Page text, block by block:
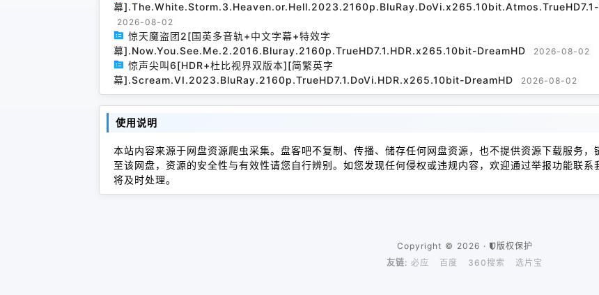
幕].The.White.Storm.3.Heaven.or.Hell.2023.2160p.BluRay.DoVi.x265.10bit.Atmos.TrueHD7.1-
2026-08-02
惊天魔盗团2[国英多音轨+中文字幕+特效字
幕].Now.You.See.Me.2.2016.Bluray.2160p.TrueHD7.1.HDR.x265.10bit-DreamHD
2026-08-02
惊声尖叫6[HDR+杜比视界双版本][简繁英字
幕].Scream.VI.2023.BluRay.2160p.TrueHD7.1.DoVi.HDR.x265.10bit-DreamHD
2026-08-02
使用说明
本站内容来源于网盘资源爬虫采集。盘客吧不复制、传播、储存任何网盘资源，也不提供资源下载服务，
至该网盘，资源的安全性与有效性请您自行辨别。如您发现任何侵权或违规内容，欢迎通过举报功能联系
将及时处理。
Copyright © 2026 ·
版权保护
友链: 必应 百度 360搜索 选片宝